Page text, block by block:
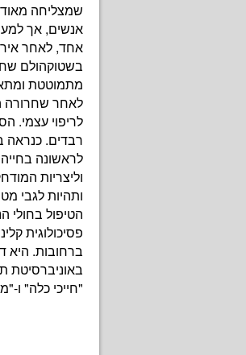
שמצליחה
אנשים, אך
אחד, לאחר
בשטוקהולם
מתמוטטת
לאחר שחרורה
לריפוי עצמי.
רבדים. כנראה
לראשונה
וליצריות
ותהיות לגבי
הטיפול בחולי
פסיכולוגית
ברחובות. היא
באוניברסיטת
"חייכי כלה" ו-